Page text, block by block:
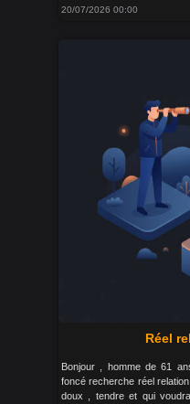
20/07/2026 00:00
Réel
Bonjour , homme de 61
foncé recherche réel
doux , tendre et qui